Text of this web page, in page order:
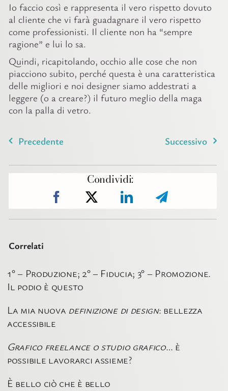
Io faccio così e rappresenta il vero rispetto dovuto
al cliente che vi farà guadagnare il vero rispetto
come professionisti. Il cliente non ha “sempre
ragione” e lui lo sa.
Quindi, ricapitolando, occhio alle cose che non
piacciono subito, perché questa è una caratteristica
delle migliori e noi designer siamo addestrati a
leggere (o a creare?) il futuro meglio della maga
con la palla di vetro.
Precedente Successivo
Condividi:
Correlati
1° – Produzione; 2° – Fiducia; 3° – Promozione.
Il podio è questo
La mia nuova definizione di design: bellezza
accessibile
Grafico freelance o studio grafico… è
possibile lavorarci assieme?
È bello ciò che è bello